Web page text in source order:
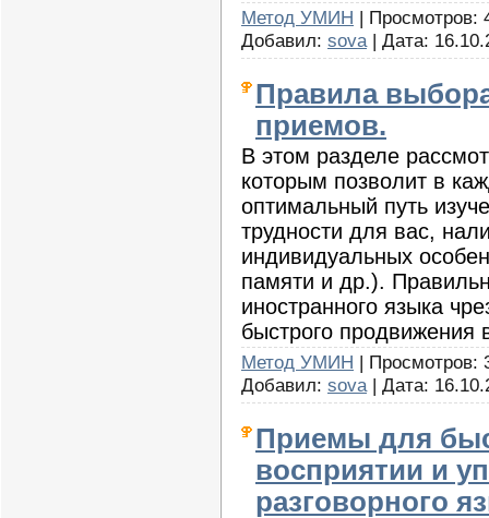
Метод УМИН | Просмотров:
Добавил: sova | Дата:
Правила
приемов.
В этом разделе
которым позволит в
оптимальный путь
трудности для вас,
индивидуальных
памяти и др.).
иностранного языка
быстрого продвижения
Метод УМИН | Просмотров:
Добавил: sova | Дата:
Приемы для
восприятии и
разговорного